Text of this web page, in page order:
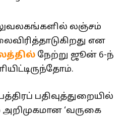
லஞ்சம்
என
நேற்று ஜூன் 6-ந்
பதிவுத்துறையில்
அறிமுகமான ‘வருகை